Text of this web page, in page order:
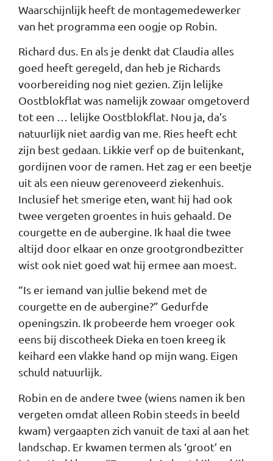
Waarschijnlijk heeft de montagemedewerker
van het programma een oogje op Robin.
Richard dus. En als je denkt dat Claudia alles
goed heeft geregeld, dan heb je Richards
voorbereiding nog niet gezien. Zijn lelijke
Oostblokflat was namelijk zowaar omgetoverd
tot een … lelijke Oostblokflat. Nou ja, da’s
natuurlijk niet aardig van me. Ries heeft echt
zijn best gedaan. Likkie verf op de buitenkant,
gordijnen voor de ramen. Het zag er een beetje
uit als een nieuw gerenoveerd ziekenhuis.
Inclusief het smerige eten, want hij had ook
twee vergeten groentes in huis gehaald. De
courgette en de aubergine. Ik haal die twee
altijd door elkaar en onze grootgrondbezitter
wist ook niet goed wat hij ermee aan moest.
“Is er iemand van jullie bekend met de
courgette en de aubergine?” Gedurfde
openingszin. Ik probeerde hem vroeger ook
eens bij discotheek Dieka en toen kreeg ik
keihard een vlakke hand op mijn wang. Eigen
schuld natuurlijk.
Robin en de andere twee (wiens namen ik ben
vergeten omdat alleen Robin steeds in beeld
kwam) vergaapten zich vanuit de taxi al aan het
landschap. Er kwamen termen als ‘groot’ en